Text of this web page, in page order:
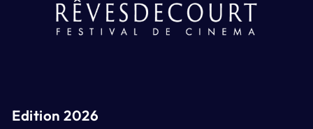
Edition 2026